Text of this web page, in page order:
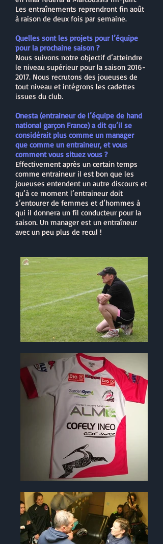
Les entraînements reprendront fin août
à raison de deux fois par semaine.
Quelles sont les projets pour l’équipe
pour la prochaine saison ?
Nous suivons notre objectif d’atteindre
le niveau supérieur pour la saison 2016-
2017. Nous recrutons des joueuses de
tout niveau et intégrons les cadettes
issues du club.
Onesta (entraineur de l’équipe de hand
national garçon France) a dit qu’il se
considérait plus comme un manager
que comme un entraineur, et vous
comment vous situez vous ?
Effectivement après un certain temps
comme entraineur il est bon que les
joueuses entendent un autre discours et
qu’à ce moment l’entraineur doit
s’entourer de femmes et d’hommes à
qui il donnera un fil conducteur pour la
saison. Un manager est un entraîneur
avec un peu plus de recul !